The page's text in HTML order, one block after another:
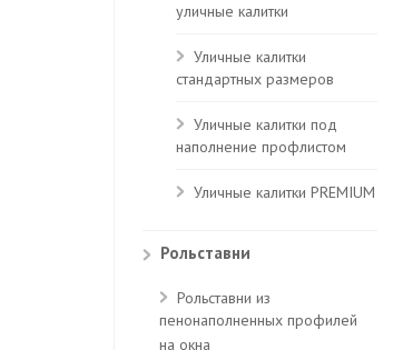
уличные калитки
Уличные калитки
стандартных размеров
Уличные калитки под
наполнение профлистом
Уличные калитки PREMIUM
Рольставни
Рольставни из
пенонаполненных профилей
на окна